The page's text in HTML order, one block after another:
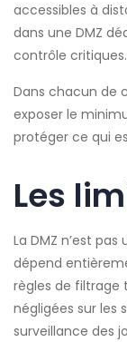
accessibles à
dans une DMZ
contrôle critiques.
Dans chacun de
exposer le
protéger ce qui
Les
La DMZ n’est
dépend
règles de filtrage
négligées sur les
surveillance des